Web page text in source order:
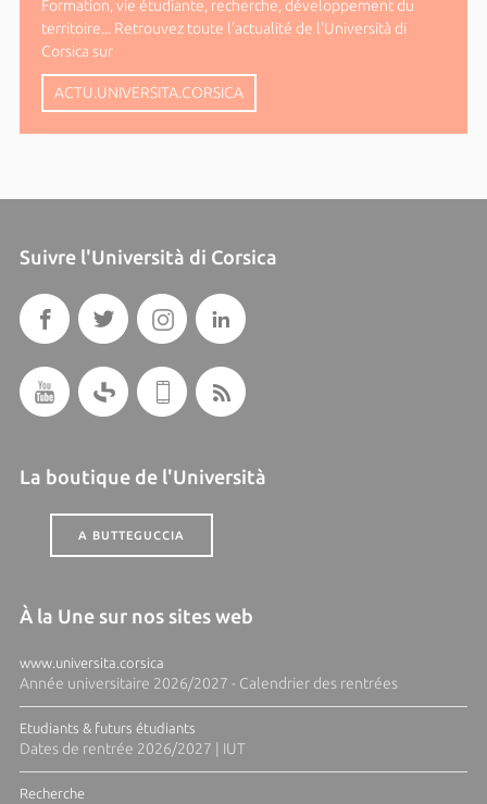
Formation, vie étudiante, recherche, développement du
territoire... Retrouvez toute l'actualité de l'Università di
Corsica sur
ACTU.UNIVERSITA.CORSICA
Suivre l'Università di Corsica
La boutique de l'Università
A BUTTEGUCCIA
À la Une sur nos sites web
www.universita.corsica
Année universitaire 2026/2027 - Calendrier des rentrées
Etudiants & futurs étudiants
Dates de rentrée 2026/2027 | IUT
Recherche